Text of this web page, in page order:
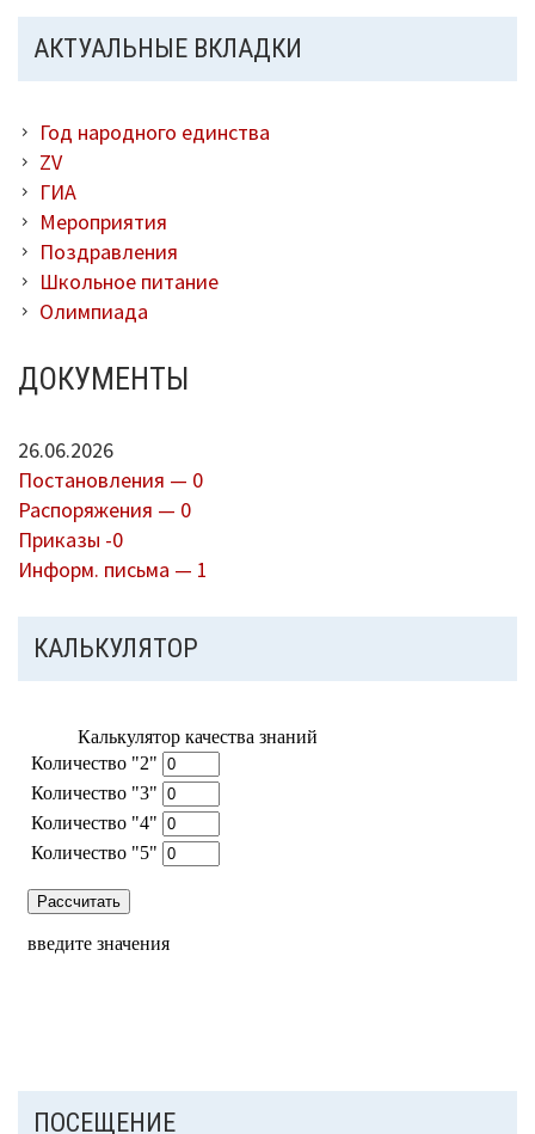
АКТУАЛЬНЫЕ ВКЛАДКИ
Год народного единства
ZV
ГИА
Мероприятия
Поздравления
Школьное питание
Олимпиада
ДОКУМЕНТЫ
26.06.2026
Постановления — 0
Распоряжения — 0
Приказы -0
Информ. письма — 1
КАЛЬКУЛЯТОР
ПОСЕЩЕНИЕ